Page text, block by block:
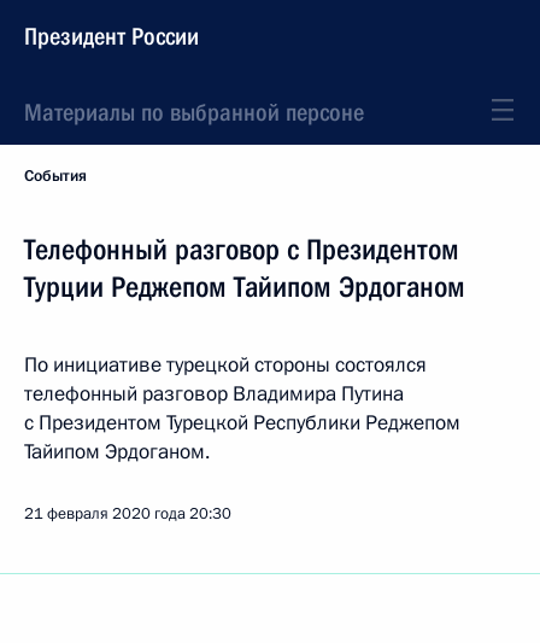
Президент России
Материалы по выбранной персоне
События
Телефонный разговор с Президентом
Турции Реджепом Тайипом Эрдоганом
По инициативе турецкой стороны состоялся
телефонный разговор Владимира Путина
с Президентом Турецкой Республики Реджепом
Тайипом Эрдоганом.
21 февраля 2020 года20:30